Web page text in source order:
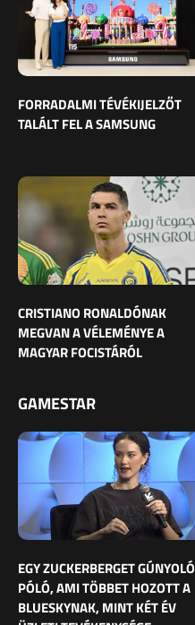
FORRADALMI TÉVÉKIJELZŐT
TALÁLT FEL A SAMSUNG
CRISTIANO RONALDÓNAK
MEGVAN A VÉLEMÉNYE A
MAGYAR FOCISTÁRÓL
GAMESTAR
EGY ZUCKERBERGET GÚNYOLÓ
PÓLÓ, AMI TÖBBET HOZOTT A
BLUESKYNAK, MINT KÉT ÉV